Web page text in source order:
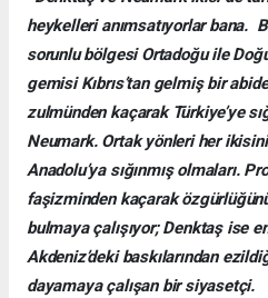
heykelleri anımsatıyorlar bana.
sorunlu bölgesi Ortadoğu ile
gemisi Kıbrıs’tan gelmiş bir
zulmünden kaçarak Türkiye’ye
Neumark. Ortak yönleri her
Anadolu’ya sığınmış olmaları.
faşizminden kaçarak
bulmaya çalışıyor; Denktaş ise
Akdeniz’deki baskılarından
dayamaya çalışan bir siyasetçi.